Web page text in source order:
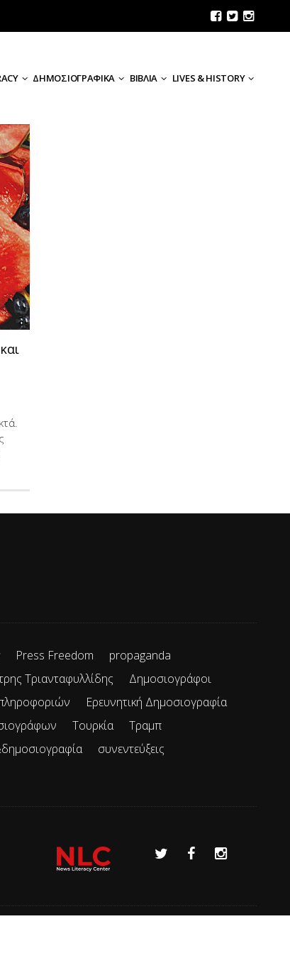
ΔΗΜΟΣΙΟΓΡΑΦΙΚΑ ΒΙΒΛΙΑ LIVES & HISTORY
Press Freedom
propaganda
Τριανταφυλλίδης
Δημοσιογράφοι
Ερευνητική Δημοσιογραφία
Τουρκία
Τραμπ
συνεντεύξεις